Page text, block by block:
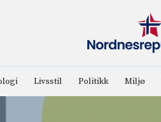
Livsstil Politikk Miljø